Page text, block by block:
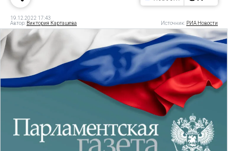
19.12.2022 17:43
Автор: Виктория Карташева Источник: РИА Новости